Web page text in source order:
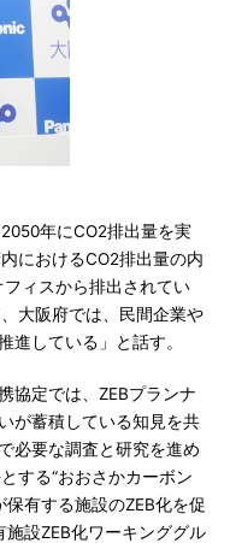
年にCO2排出量を実
におけるCO2排出量の内
ィスから排出されてい
大阪府では、民間企業や
進している」と話す。
協定では、ZEBプランナ
が蓄積している知見を共
必要な調査と研究を進め
する“おおさかカーボン
有する施設のZEB化を促
設ZEB化ワーキンググル